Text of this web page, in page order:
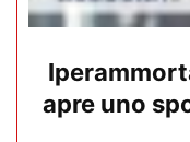
apre uno